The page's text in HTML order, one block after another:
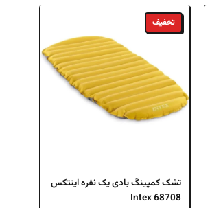
تخفیف
تشک کمپینگ بادی یک نفره اینتکس
68708 Intex